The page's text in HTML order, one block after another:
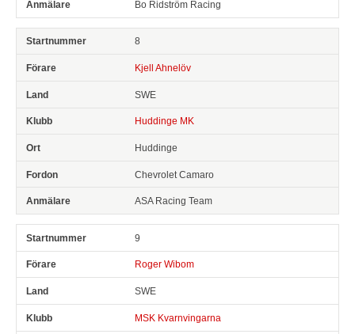
Bo Ridström Racing
8
Kjell Ahnelöv
SWE
Huddinge MK
Huddinge
Chevrolet Camaro
ASA Racing Team
9
Roger Wibom
SWE
MSK Kvarnvingarna